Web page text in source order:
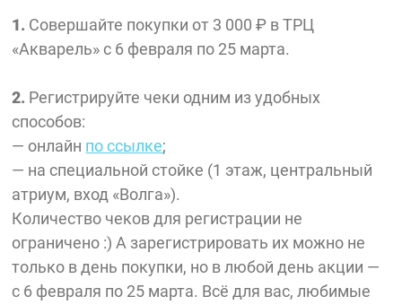
1. Совершайте покупки от 3 000 ₽ в ТРЦ
«Акварель» с 6 февраля по 25 марта.
2. Регистрируйте чеки одним из удобных
способов:
— онлайн по ссылке;
— на специальной стойке (1 этаж, центральный
атриум, вход «Волга»).
Количество чеков для регистрации не
ограничено :) А зарегистрировать их можно не
только в день покупки, но в любой день акции —
с 6 февраля по 25 марта. Всё для вас, любимые